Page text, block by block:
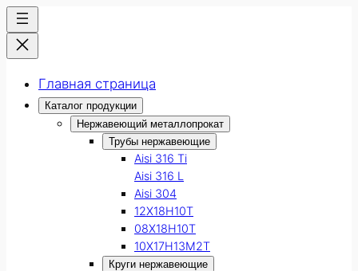
Главная страница
Каталог продукции
Нержавеющий металлопрокат
Трубы нержавеющие
Aisi 316 Ti
Aisi 316 L
Aisi 304
12Х18Н10Т
08Х18Н10Т
10Х17Н13М2Т
Круги нержавеющие